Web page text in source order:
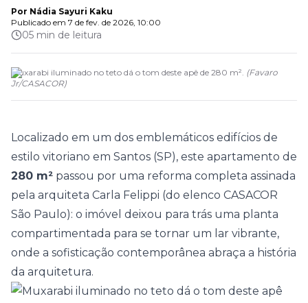
Por Nádia Sayuri Kaku
Publicado em 7 de fev. de 2026, 10:00
05 min de leitura
Muxarabi iluminado no teto dá o tom deste apê de 280 m². (Favaro
Jr/CASACOR)
Localizado em um dos emblemáticos edifícios de
estilo vitoriano em Santos (SP), este apartamento de
280 m² passou por uma reforma completa assinada
pela arquiteta Carla Felippi (do elenco CASACOR
São Paulo): o imóvel deixou para trás uma planta
compartimentada para se tornar um lar vibrante,
onde a sofisticação contemporânea abraça a história
da arquitetura.